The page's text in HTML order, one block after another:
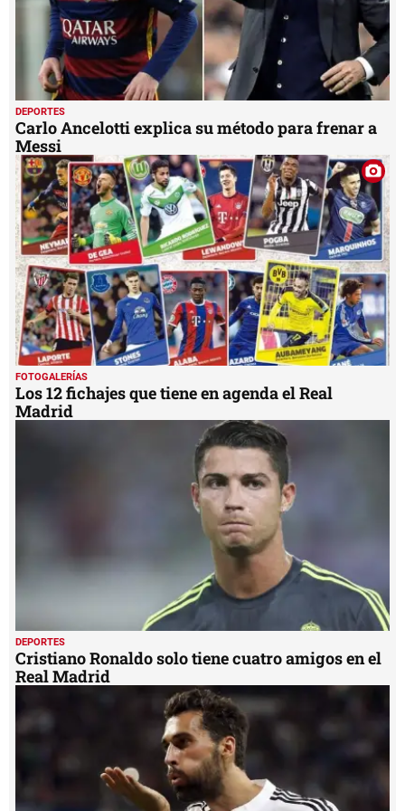
DEPORTES
Carlo Ancelotti explica su método para frenar a
Messi
FOTOGALERÍAS
Los 12 fichajes que tiene en agenda el Real
Madrid
DEPORTES
Cristiano Ronaldo solo tiene cuatro amigos en el
Real Madrid